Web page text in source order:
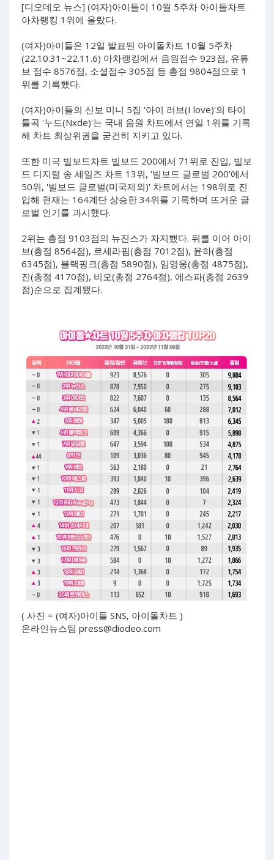
[디오데오 뉴스] (여자)아이들이 10월 5주차 아이돌차트
아차랭킹 1위에 올랐다.
(여자)아이들은 12일 발표된 아이돌차트 10월 5주차
(22.10.31~22.11.6) 아차랭킹에서 음원점수 923점, 유튜
브 점수 8576점, 소셜점수 305점 등 총점 9804점으로 1
위를 기록했다.
(여자)아이들의 신보 미니 5집 '아이 러브(I love)'의 타이
틀곡 '누드(Nxde)'는 국내 음원 차트에서 연일 1위를 기록
해 차트 최상위권을 굳건히 지키고 있다.
또한 미국 빌보드차트 빌보드 200에서 71위로 진입, 빌보
드 디지털 송 세일즈 차트 13위, '빌보드 글로벌 200'에서
50위, '빌보드 글로벌(미국제외)' 차트에서는 198위로 진
입해 현재는 164계단 상승한 34위를 기록하며 뜨거운 글
로벌 인기를 과시했다.
2위는 총점 9103점의 뉴진스가 차지했다. 뒤를 이어 아이
브(총점 8564점), 르세라핌(총점 7012점), 윤하(총점
6345점), 블랙핑크(총점 5890점), 임영웅(총점 4875점),
진(총점 4170점), 비오(총점 2764점), 에스파(총점 2639
점)순으로 집계됐다.
( 사진 = (여자)아이들 SNS, 아이돌차트 )
온라인뉴스팀 press@diodeo.com